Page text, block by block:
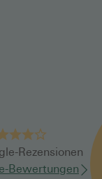
Rezensionen
Bewertungen